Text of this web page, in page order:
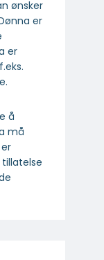
ønsker
er
er
å
må